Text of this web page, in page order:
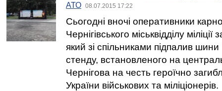
АТО
08.07.2015 17:22
Сьогодні вночі оперативники
Чернігівського міськвідділу
який зі спільниками підпалив
стенду, встановленого на
Чернігова на честь героїчно
України військових та міліціонерів.